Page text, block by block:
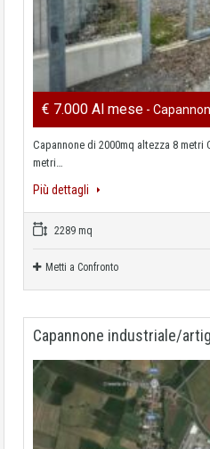
€ 7.000 Al mese -
Capannone di 2000mq altezza 8 metri
metri…
Più dettagli
2289 mq
Metti a Confronto
Capannone industriale/